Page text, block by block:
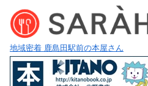
地域密着 鹿島田駅前の本屋さん